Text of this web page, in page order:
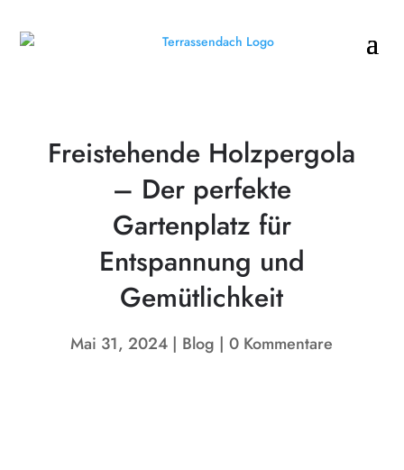
Freistehende Holzpergola
– Der perfekte
Gartenplatz für
Entspannung und
Gemütlichkeit
Mai 31, 2024 Blog 0 Kommentare